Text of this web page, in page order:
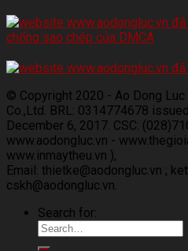
© Copyright 2020 - Ao Dong Luc
Co.,Ltd. BRL: 0314774678
December 6, 2017. CSC:
www.aodongluc.vn -
www.inmaytheu.vn ),
Email: thietke@aodongluc.vn ;
cskh@aodongluc.vn.
Search for: